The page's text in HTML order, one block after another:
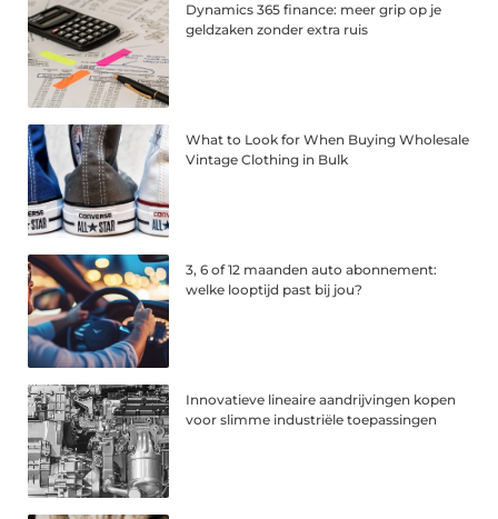
Dynamics 365 finance: meer grip op je
geldzaken zonder extra ruis
What to Look for When Buying Wholesale
Vintage Clothing in Bulk
3, 6 of 12 maanden auto abonnement:
welke looptijd past bij jou?
Innovatieve lineaire aandrijvingen kopen
voor slimme industriële toepassingen